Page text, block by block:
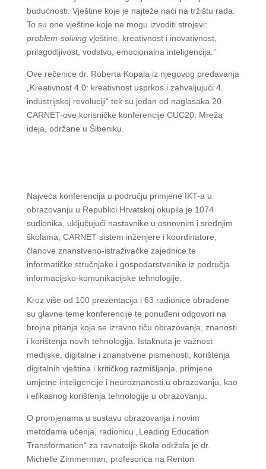
budućnosti. Vještine koje je najteže naći na tržištu rada.
To su one vještine koje ne mogu izvoditi strojevi:
problem-solvingvještine, kreativnost i inovativnost,
prilagodljivost, vodstvo, emocionalna inteligencija.”
Ove rečenice dr. Roberta Kopala iz njegovog predavanja
„Kreativnost 4.0: kreativnost usprkos i zahvaljujući 4.
industrijskoj revoluciji“ tek su jedan od naglasaka 20.
CARNET-ove korisničke konferencije CUC20: Mreža
ideja, održane u Šibeniku.
Najveća konferencija u području primjene IKT-a u
obrazovanju u Republici Hrvatskoj okupila je 1074
sudionika, uključujući nastavnike u osnovnim i srednjim
školama, CARNET sistem inženjere i koordinatore,
članove znanstveno-istraživačke zajednice te
informatičke stručnjake i gospodarstvenike iz područja
informacijsko-komunikacijske tehnologije.
Kroz više od 100 prezentacija i 63 radionice obrađene
su glavne teme konferencije te ponuđeni odgovori na
brojna pitanja koja se izravno tiču obrazovanja, znanosti
i korištenja novih tehnologija. Istaknuta je važnost
medijske, digitalne i znanstvene pismenosti, korištenja
digitalnih vještina i kritičkog razmišljanja, primjene
umjetne inteligencije i neuroznanosti u obrazovanju, kao
i efikasnog korištenja tehnologije u obrazovanju.
O promjenama u sustavu obrazovanja i novim
metodama učenja, radionicu „Leading Education
Transformation“ za ravnatelje škola održala je dr.
Michelle Zimmerman, profesorica na Renton